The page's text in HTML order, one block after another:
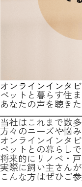
オンラインインタ
ペットと暮らす住
あなたの声を聴き
当社はこれまで数
方々のニーズや悩
オンラインインタ
ペットとの暮らし
将来的にリノベ・
実際に飼い主さん
こんな方はぜひご